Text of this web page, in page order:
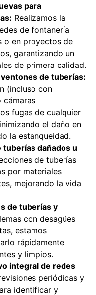
para
Realizamos la
de fontanería
o en proyectos de
garantizando un
de primera calidad.
de tuberías:
(incluso con
cámaras
fugas de cualquier
el daño en
la estanqueidad.
dañados u
de tuberías
por materiales
mejorando la vida
de tuberías y
con desagües
estamos
rápidamente
y limpios.
integral de redes
periódicas y
identificar y